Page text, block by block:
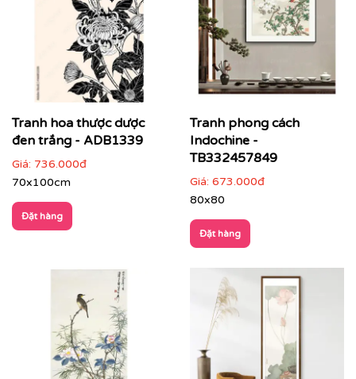
Tranh hoa thược dược
đen trắng - ADB1339
Giá: 736.000đ
70x100cm
Đặt hàng
Tranh phong cách
Indochine -
TB332457849
Giá: 673.000đ
80x80
Đặt hàng